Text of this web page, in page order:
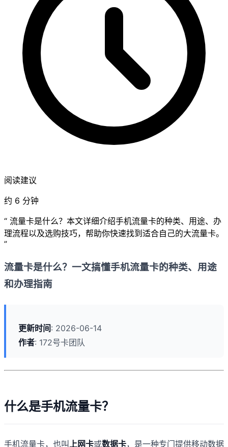
阅读建议
约 6 分钟
“ 流量卡是什么？本文详细介绍手机流量卡的种类、用途、办
理流程以及选购技巧，帮助你快速找到适合自己的大流量卡。
”
流量卡是什么？一文搞懂手机流量卡的种类、用途
和办理指南
更新时间: 2026-06-14
作者: 172号卡团队
什么是手机流量卡？
手机流量卡，也叫 上网卡或数据卡，是一种专门提供移动数据